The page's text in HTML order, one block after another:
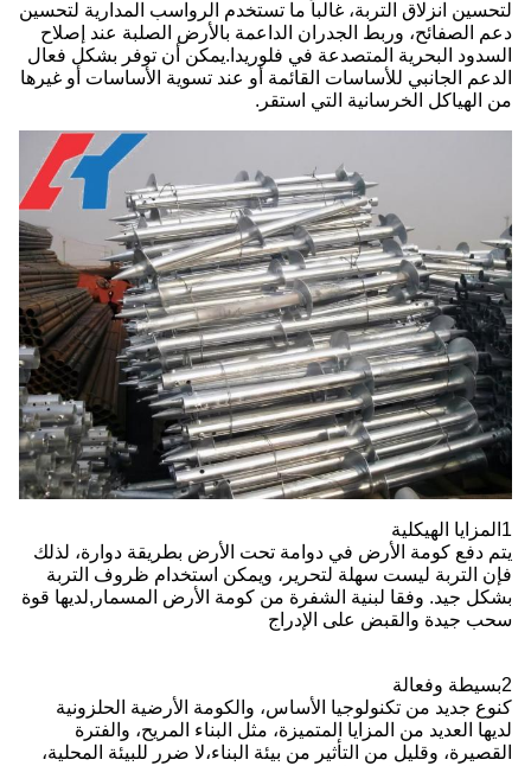
لتحسين انزلاق التربة، غالباً ما تستخدم الرواسب المدارية لتحسين
دعم الصفائح، وربط الجدران الداعمة بالأرض الصلبة عند إصلاح
السدود البحرية المتصدعة في فلوريدا.يمكن أن توفر بشكل فعال
الدعم الجانبي للأساسات القائمة أو عند تسوية الأساسات أو غيرها
من الهياكل الخرسانية التي استقر.
1المزايا الهيكلية
يتم دفع كومة الأرض في دوامة تحت الأرض بطريقة دوارة، لذلك
فإن التربة ليست سهلة لتحرير، ويمكن استخدام ظروف التربة
بشكل جيد. وفقا لبنية الشفرة من كومة الأرض المسمار,لديها قوة
سحب جيدة والقبض على الإدراج
2بسيطة وفعالة
كنوع جديد من تكنولوجيا الأساس، والكومة الأرضية الحلزونية
لديها العديد من المزايا المتميزة، مثل البناء المريح، والفترة
القصيرة، وقليل من التأثير من بيئة البناء،لا ضرر للبيئة المحلية،